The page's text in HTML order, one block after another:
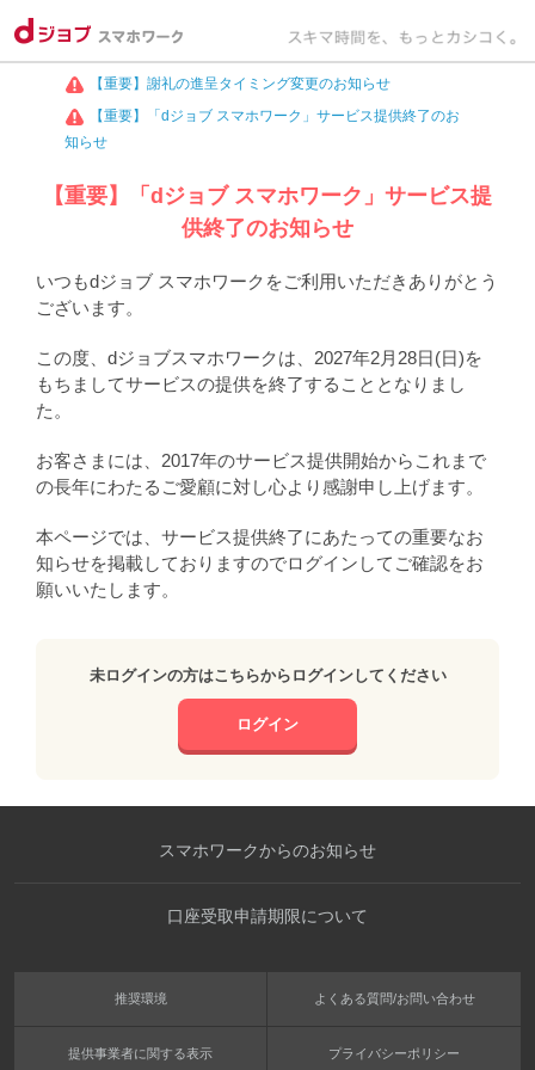
【重要】謝礼の進呈タイミング変更のお知らせ
【重要】「dジョブ スマホワーク」サービス提供終了のお
知らせ
【重要】「dジョブ スマホワーク」サービス提
供終了のお知らせ
いつもdジョブ スマホワークをご利用いただきありがとう
ございます。
この度、dジョブスマホワークは、2027年2月28日(日)を
もちましてサービスの提供を終了することとなりまし
た。
お客さまには、2017年のサービス提供開始からこれまで
の長年にわたるご愛顧に対し心より感謝申し上げます。
本ページでは、サービス提供終了にあたっての重要なお
知らせを掲載しておりますのでログインしてご確認をお
願いいたします。
未ログインの方はこちらからログインしてください
ログイン
スマホワークからのお知らせ
口座受取申請期限について
推奨環境 よくある質問/お問い合わせ
提供事業者に関する表示 プライバシーポリシー